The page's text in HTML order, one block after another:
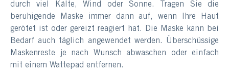
durch viel Kälte, Wind oder Sonne. Tragen Sie die
beruhigende Maske immer dann auf, wenn Ihre Haut
gerötet ist oder gereizt reagiert hat. Die Maske kann bei
Bedarf auch täglich angewendet werden. Überschüssige
Maskenreste je nach Wunsch abwaschen oder einfach
mit einem Wattepad entfernen.